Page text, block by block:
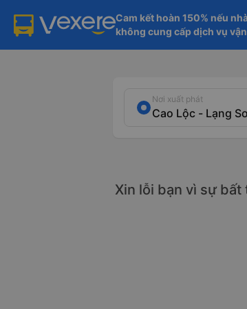
Cam kết hoàn 150% nếu
không cung cấp dịch vụ
Nơi xuất phát
Xin lỗi bạn vì sự